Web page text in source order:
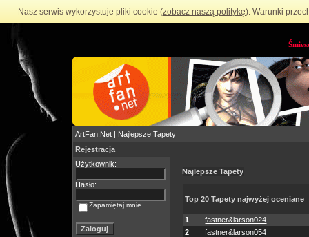
Nasz serwis wykorzystuje pliki cookie (zobacz naszą politykę). Warunki
ArtFan.Net | Najlepsze Tapety
Rejestracja
Użytkownik:
Hasło:
Zapamiętaj mnie
Najlepsze Tapety
Top 20 Tapety najwyżej oceniane
1
fastner&larson024
2
fastner&larson054